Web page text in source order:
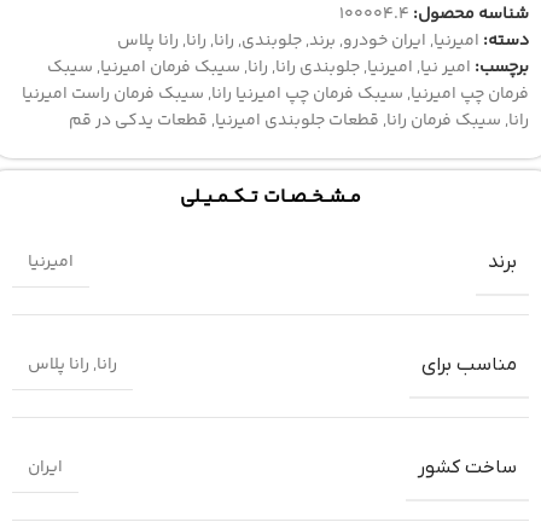
شناسه محصول: 100004.4
دسته: امیرنیا, ایران خودرو, برند,جلوبندی, رانا, رانا, رانا پلاس
برچسب: امیر نیا, امیرنیا,جلوبندی رانا, رانا, سیبک فرمان امیرنیا, سیبک
فرمان چپ امیرنیا, سیبک فرمان چپ امیرنیا رانا, سیبک فرمان راست امیرنیا
رانا, سیبک فرمان رانا, قطعات جلوبندی امیرنیا, قطعات یدکی در قم
مــشــخــصــات تــکــمــیــلی
برند امیرنیا
مناسب برای رانا, رانا پلاس
ساخت کشور ایران